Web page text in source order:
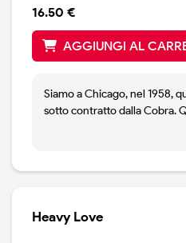
16.50 €
AGGIUNGI AL
Siamo a Chicago, nel 1958,
sotto contratto dalla Cobra.
Heavy Love